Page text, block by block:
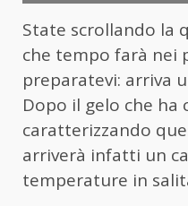
State scrollando la
che tempo farà nei
preparatevi: arriva
Dopo il gelo che ha
caratterizzando
arriverà infatti un
temperature in